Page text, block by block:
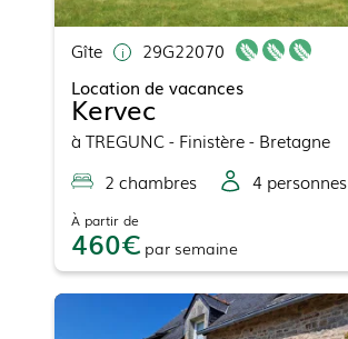
Gîte
29G22070
Location de vacances
Kervec
à TREGUNC- Finistère - Bretagne
2 chambres 4 personnes
À partir de
460 par semaine